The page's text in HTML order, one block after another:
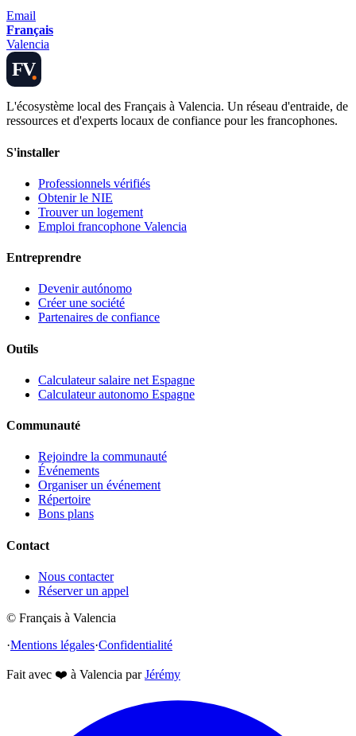
Email
Français
Valencia
FV
L'écosystème local des Français à Valencia. Un réseau d'entraide, de
ressources et d'experts locaux de confiance pour les francophones.
S'installer
Professionnels vérifiés
Obtenir le NIE
Trouver un logement
Emploi francophone Valencia
Entreprendre
Devenir autónomo
Créer une société
Partenaires de confiance
Outils
Calculateur salaire net Espagne
Calculateur autonomo Espagne
Communauté
Rejoindre la communauté
Événements
Organiser un événement
Répertoire
Bons plans
Contact
Nous contacter
Réserver un appel
© Français à Valencia
·Mentions légales·Confidentialité
Fait avec ❤️ à Valencia par Jérémy